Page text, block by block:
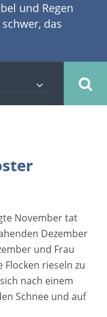
und Regen
das
meisten Leute
Jahr auf
AD -
freuen sich
des
Einige
Bauwerken
schönen
der
im Koster
liegt auf
November tat
Dezember
und Frau
rieseln zu
nach einem
Schnee und auf